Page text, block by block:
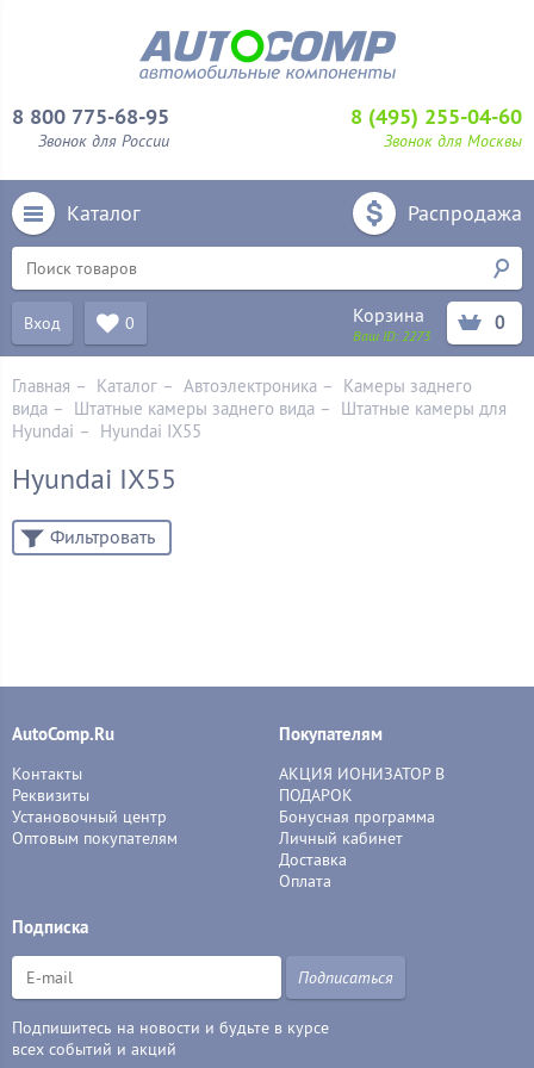
8 800 775-68-95
Звонок для России
8 (495) 255-04-60
Звонок для Москвы
Каталог Распродажа
Вход 0 Корзина
Ваш ID: 2273
0
Главная – Каталог – Автоэлектроника – Камеры заднего
вида – Штатные камеры заднего вида – Штатные камеры для
Hyundai – Hyundai IX55
Hyundai IX55
Фильтровать
AutoComp.Ru
Контакты
Реквизиты
Установочный центр
Оптовым покупателям
Покупателям
АКЦИЯ ИОНИЗАТОР В
ПОДАРОК
Бонусная программа
Личный кабинет
Доставка
Оплата
Подписка
Подписаться
Подпишитесь на новости и будьте в курсе
всех событий и акций